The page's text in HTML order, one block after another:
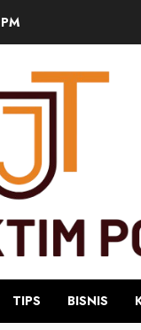
TIPS BISNIS